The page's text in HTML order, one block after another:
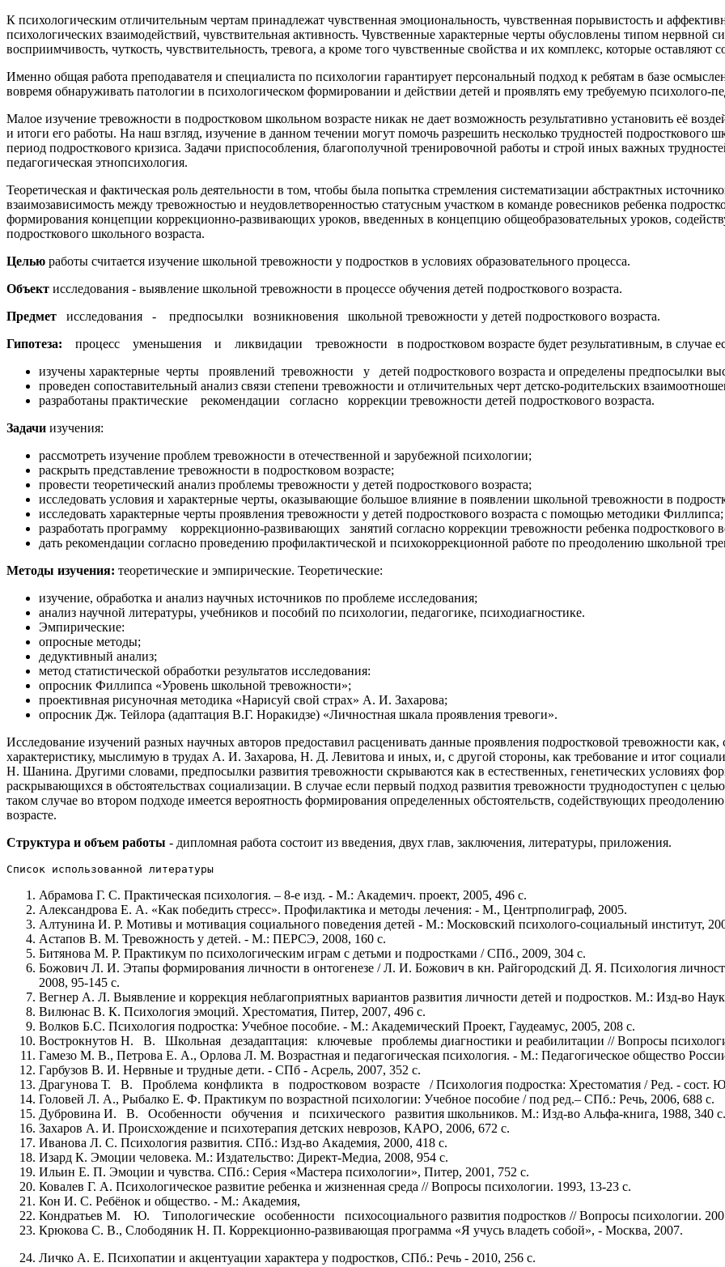
К психологическим отличительным чертам принадлежат чувственная эмоциональность, чувственная порывистость и
психологических взаимодействий, чувствительная активность. Чувственные характерные черты обусловлены типом
восприимчивость, чуткость, чувствительность, тревога, а кроме того чувственные свойства и их комплекс, которые
Именно общая работа преподавателя и специалиста по психологии гарантирует персональный подход к ребятам в базе
вовремя обнаруживать патологии в психологическом формировании и действии детей и проявлять ему требуемую психолого-
Малое изучение тревожности в подростковом школьном возрасте никак не дает возможность результативно установить её
и итоги его работы. На наш взгляд, изучение в данном течении могут помочь разрешить несколько трудностей подросткового
период подросткового кризиса. Задачи приспособления, благополучной тренировочной работы и строй иных важных
педагогическая этнопсихология.
Теоретическая и фактическая роль деятельности в том, чтобы была попытка стремления систематизации абстрактных
взаимозависимость между тревожностью и неудовлетворенностью статусным участком в команде ровесников ребенка
формирования концепции коррекционно-развивающих уроков, введенных в концепцию общеобразовательных уроков,
подросткового школьного возраста.
Целью работы считается изучение школьной тревожности у подростков в условиях образовательного процесса.
Объект исследования - выявление школьной тревожности в процессе обучения детей подросткового возраста.
Предмет исследования - предпосылки возникновения школьной тревожности у детей подросткового возраста.
Гипотеза: процесс уменьшения и ликвидации тревожности в подростковом возрасте будет результативным, в случае
изучены характерные черты проявлений тревожности у детей подросткового возраста и определены предпосылки
проведен сопоставительный анализ связи степени тревожности и отличительных черт детско-родительских
разработаны практические рекомендации согласно коррекции тревожности детей подросткового возраста.
Задачи изучения:
рассмотреть изучение проблем тревожности в отечественной и зарубежной психологии;
раскрыть представление тревожности в подростковом возрасте;
провести теоретический анализ проблемы тревожности у детей подросткового возраста;
исследовать условия и характерные черты, оказывающие большое влияние в появлении школьной тревожности в
исследовать характерные черты проявления тревожности у детей подросткового возраста с помощью методики Филлипса;
разработать программу коррекционно-развивающих занятий согласно коррекции тревожности ребенка подросткового
дать рекомендации согласно проведению профилактической и психокоррекционной работе по преодолению школьной
Методы изучения: теоретические и эмпирические. Теоретические:
изучение, обработка и анализ научных источников по проблеме исследования;
анализ научной литературы, учебников и пособий по психологии, педагогике, психодиагностике.
Эмпирические:
опросные методы;
дедуктивный анализ;
метод статистической обработки результатов исследования:
опросник Филлипса «Уровень школьной тревожности»;
проективная рисуночная методика «Нарисуй свой страх» А. И. Захарова;
опросник Дж. Тейлора (адаптация В.Г. Норакидзе) «Личностная шкала проявления тревоги».
Исследование изучений разных научных авторов предоставил расценивать данные проявления подростковой тревожности
характеристику, мыслимую в трудах А. И. Захарова, Н. Д. Левитова и иных, и, с другой стороны, как требование и итог
Н. Шанина. Другими словами, предпосылки развития тревожности скрываются как в естественных, генетических условиях
раскрывающихся в обстоятельствах социализации. В случае если первый подход развития тревожности труднодоступен с
таком случае во втором подходе имеется вероятность формирования определенных обстоятельств, содействующих
возрасте.
Структура и объем работы - дипломная работа состоит из введения, двух глав, заключения, литературы, приложения.
Список использованной литературы
Абрамова Г. С. Практическая психология. – 8-е изд. - М.: Академич. проект, 2005, 496 с.
Александрова Е. А. «Как победить стресс». Профилактика и методы лечения: - М., Центрполиграф, 2005.
Алтунина И. Р. Мотивы и мотивация социального поведения детей - М.: Московский психолого-социальный институт,
Астапов В. М. Тревожность у детей. - М.: ПЕРСЭ, 2008, 160 с.
Битянова М. Р. Практикум по психологическим играм с детьми и подростками / СПб., 2009, 304 с.
Божович Л. И. Этапы формирования личности в онтогенезе / Л. И. Божович в кн. Райгородский Д. Я. Психология
2008, 95-145 с.
Вегнер А. Л. Выявление и коррекция неблагоприятных вариантов развития личности детей и подростков. М.: Изд-во
Вилюнас В. К. Психология эмоций. Хрестоматия, Питер, 2007, 496 с.
Волков Б.С. Психология подростка: Учебное пособие. - М.: Академический Проект, Гаудеамус, 2005, 208 с.
Вострокнутов Н. В. Школьная дезадаптация: ключевые проблемы диагностики и реабилитации // Вопросы
Гамезо М. В., Петрова Е. А., Орлова Л. М. Возрастная и педагогическая психология. - М.: Педагогическое общество
Гарбузов В. И. Нервные и трудные дети. - СПб - Асрель, 2007, 352 с.
Драгунова Т. В. Проблема конфликта в подростковом возрасте / Психология подростка: Хрестоматия / Ред. - сост.
Головей Л. А., Рыбалко Е. Ф. Практикум по возрастной психологии: Учебное пособие / под ред.– СПб.: Речь, 2006, 688 с.
Дубровина И. В. Особенности обучения и психического развития школьников. М.: Изд-во Альфа-книга, 1988, 340 с.
Захаров А. И. Происхождение и психотерапия детских неврозов, КАРО, 2006, 672 с.
Иванова Л. С. Психология развития. СПб.: Изд-во Академия, 2000, 418 с.
Изард К. Эмоции человека. М.: Издательство: Директ-Медиа, 2008, 954 с.
Ильин Е. П. Эмоции и чувства. СПб.: Серия «Мастера психологии», Питер, 2001, 752 с.
Ковалев Г. А. Психологическое развитие ребенка и жизненная среда // Вопросы психологии. 1993, 13-23 с.
Кон И. С. Ребёнок и общество. - М.: Академия,
Кондратьев М. Ю. Типологические особенности психосоциального развития подростков // Вопросы психологии.
Крюкова С. В., Слободяник Н. П. Коррекционно-развивающая программа «Я учусь владеть собой», - Москва, 2007.
Личко А. Е. Психопатии и акцентуации характера у подростков, СПб.: Речь - 2010, 256 с.